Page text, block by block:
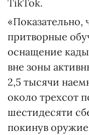
TikTok.
«Показательно,
притворные
оснащение
вне зоны
2,5 тысячи
около трехсот
шестидесяти
покинув